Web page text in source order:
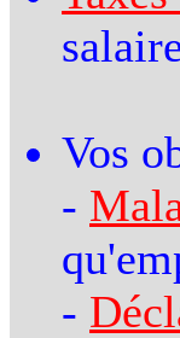
Vos
-
-